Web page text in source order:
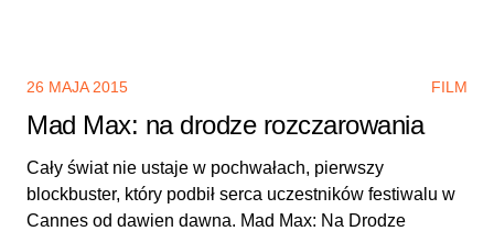
26 MAJA 2015 FILM
Mad Max: na drodze rozczarowania
Cały świat nie ustaje w pochwałach, pierwszy
blockbuster, który podbił serca uczestników festiwalu w
Cannes od dawien dawna. Mad Max: Na Drodze